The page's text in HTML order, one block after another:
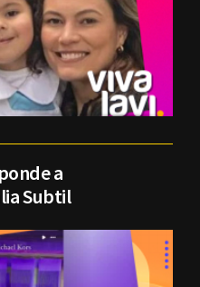
a
Subtil